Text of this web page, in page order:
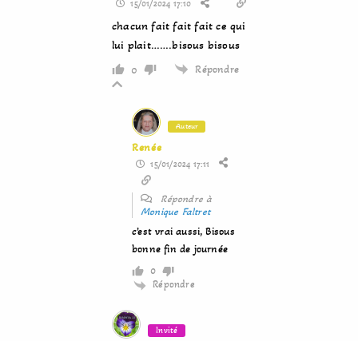
15/01/2024 17:10
chacun fait fait fait ce qui
lui plait…….bisous bisous
0 Répondre
Auteur
Renée
15/01/2024 17:11
Répondre à
Monique Faltret
c’est vrai aussi, Bisous
bonne fin de journée
0
Répondre
Invité